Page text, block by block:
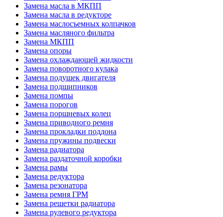
Замена масла в МКПП
Замена масла в редукторе
Замена маслосъемных колпачков
Замена масляного фильтра
Замена МКПП
Замена опоры
Замена охлаждающей жидкости
Замена поворотного кулака
Замена подушек двигателя
Замена подшипников
Замена помпы
Замена порогов
Замена поршневых колец
Замена приводного ремня
Замена прокладки поддона
Замена пружины подвески
Замена радиатора
Замена раздаточной коробки
Замена рамы
Замена редуктора
Замена резонатора
Замена ремня ГРМ
Замена решетки радиатора
Замена рулевого редуктора